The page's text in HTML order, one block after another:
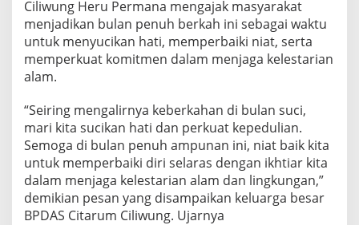
Ciliwung Heru Permana mengajak masyarakat
menjadikan bulan penuh berkah ini sebagai waktu
untuk menyucikan hati, memperbaiki niat, serta
memperkuat komitmen dalam menjaga kelestarian
alam.
“Seiring mengalirnya keberkahan di bulan suci,
mari kita sucikan hati dan perkuat kepedulian.
Semoga di bulan penuh ampunan ini, niat baik kita
untuk memperbaiki diri selaras dengan ikhtiar kita
dalam menjaga kelestarian alam dan lingkungan,”
demikian pesan yang disampaikan keluarga besar
BPDAS Citarum Ciliwung. Ujarnya